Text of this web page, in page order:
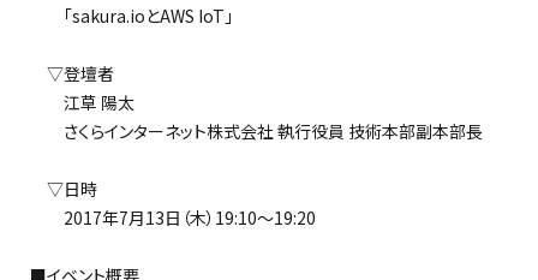
「sakura.ioとAWS IoT」
▽登壇者
江草 陽太
さくらインターネット株式会社 執行役員 技術本部副本部長
▽日時
2017年7月13日（木）19:10～19:20
■イベント概要